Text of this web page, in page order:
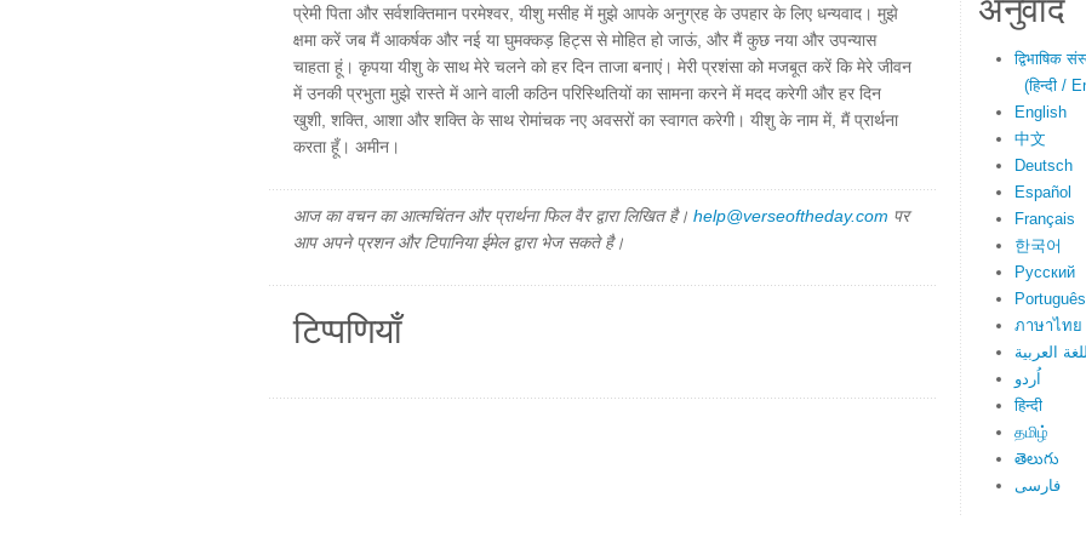
प्रेमी पिता और सर्वशक्तिमान परमेश्वर, यीशु मसीह में मुझे आपके अनुग्रह के उपहार के लिए धन्यवाद। मुझे
क्षमा करें जब मैं आकर्षक और नई या घुमक्कड़ हिट्स से मोहित हो जाऊं, और मैं कुछ नया और उपन्यास
चाहता हूं। कृपया यीशु के साथ मेरे चलने को हर दिन ताजा बनाएं। मेरी प्रशंसा को मजबूत करें कि मेरे जीवन
में उनकी प्रभुता मुझे रास्ते में आने वाली कठिन परिस्थितियों का सामना करने में मदद करेगी और हर दिन
खुशी, शक्ति, आशा और शक्ति के साथ रोमांचक नए अवसरों का स्वागत करेगी। यीशु के नाम में, मैं प्रार्थना
करता हूँ। अमीन।
आज का वचन का आत्मचिंतन और प्रार्थना फिल वैर द्वारा लिखित है। help@verseoftheday.com पर
आप अपने प्रशन और टिपानिया ईमेल द्वारा भेज सकते है।
टिप्पणियाँ
द्विभाषिक
(हिन्दी /
English
中文
Deutsch
Español
Français
한국어
Русский
Português
ภาษาไทย
العربية
اُردو
हिन्दी
தமிழ்
తెలుగు
فارسی